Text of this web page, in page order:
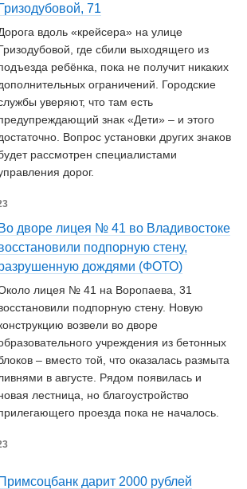
Гризодубовой, 71
вдоль «крейсера» на улице
где сбили выходящего из
ребёнка, пока не получит никаких
ограничений. Городские
уверяют, что там есть
знак «Дети» – и этого
Вопрос установки других знаков
рассмотрен специалистами
дорог.
Во дворе лицея № 41 во Владивостоке
подпорную стену,
дождями (ФОТО)
лицея № 41 на Воропаева, 31
подпорную стену. Новую
возвели во дворе
учреждения из бетонных
– вместо той, что оказалась размыта
в августе. Рядом появилась и
лестница, но благоустройство
проезда пока не началось.
Примсоцбанк дарит 2000 рублей